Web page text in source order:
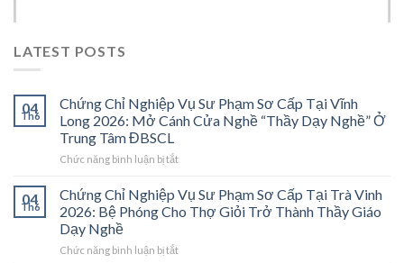
LATEST POSTS
04
Th6
Chứng Chỉ Nghiệp Vụ Sư Phạm Sơ Cấp Tại Vĩnh
Long 2026: Mở Cánh Cửa Nghề “Thầy Dạy Nghề” Ở
Trung Tâm ĐBSCL
Chức năng bình luận bị tắtở
Chỉ
Nghiệp
Vụ
Phạm
04
Th6
Chứng Chỉ Nghiệp Vụ Sư Phạm Sơ Cấp Tại Trà Vinh
2026: Bệ Phóng Cho Thợ Giỏi Trở Thành Thầy Giáo
Dạy Nghề
Chức năng bình luận bị tắtở